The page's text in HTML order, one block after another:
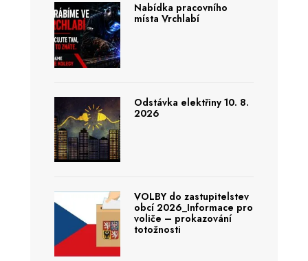
Nabídka pracovního
místa Vrchlabí
Odstávka elektřiny 10. 8.
2026
VOLBY do zastupitelstev
obcí 2026_Informace pro
voliče – prokazování
totožnosti